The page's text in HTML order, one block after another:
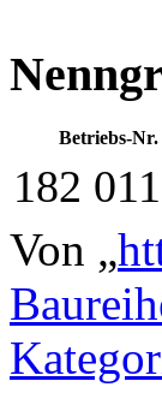
Betriebs-Nr.
182
Von „